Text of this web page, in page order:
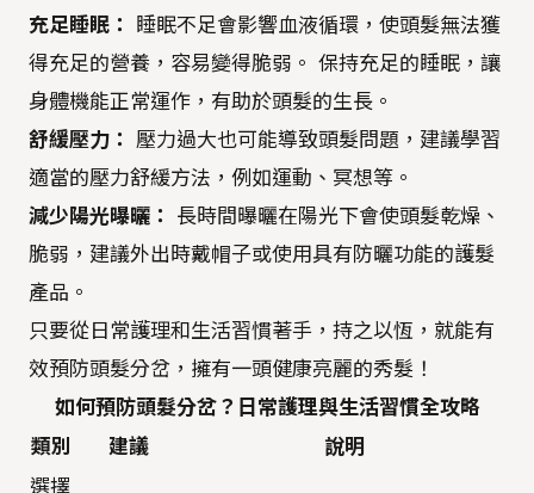
充足睡眠：
睡眠不足會影響血液循環，使頭髮無法獲
得充足的營養，容易變得脆弱。 保持充足的睡眠，讓
身體機能正常運作，有助於頭髮的生長。
舒緩壓力：
壓力過大也可能導致頭髮問題，建議學習
適當的壓力舒緩方法，例如運動、冥想等。
減少陽光曝曬：
長時間曝曬在陽光下會使頭髮乾燥、
脆弱，建議外出時戴帽子或使用具有防曬功能的護髮
產品。
只要從日常護理和生活習慣著手，持之以恆，就能有
效預防頭髮分岔，擁有一頭健康亮麗的秀髮！
如何預防頭髮分岔？日常護理與生活習慣全攻略
類別
建議
說明
選擇